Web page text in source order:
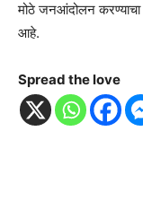
मोठे जनआंदोलन करण्याचा
आहे.
Spread the love